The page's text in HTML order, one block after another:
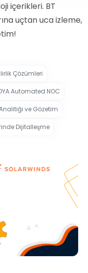
içerikleri. BT
uçtan uca izleme,
Çözümleri
Automated NOC
ve Gözetim
Dijitalleşme